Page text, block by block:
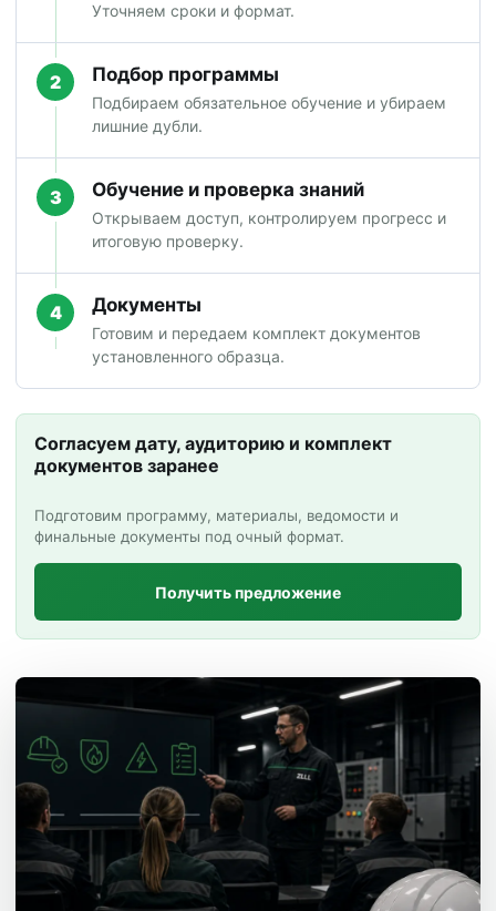
Уточняем сроки и формат.
2 Подбор программы
Подбираем обязательное обучение и убираем
лишние дубли.
3 Обучение и проверка знаний
Открываем доступ, контролируем прогресс и
итоговую проверку.
4 Документы
Готовим и передаем комплект документов
установленного образца.
Согласуем дату, аудиторию и комплект
документов заранее
Подготовим программу, материалы, ведомости и
финальные документы под очный формат.
Получить предложение